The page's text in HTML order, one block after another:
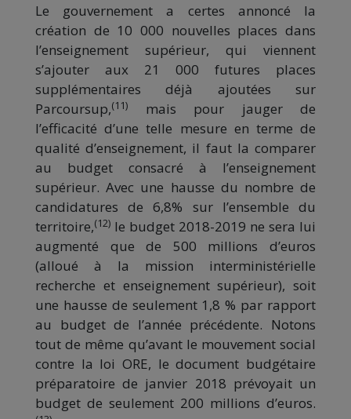
Le gouvernement a certes annoncé la
création de 10 000 nouvelles places dans
l’enseignement supérieur, qui viennent
s’ajouter aux 21 000 futures places
supplémentaires déjà ajoutées sur
Parcoursup,(11)
mais pour jauger de
l’efficacité d’une telle mesure en terme de
qualité d’enseignement, il faut la comparer
au budget consacré à l’enseignement
supérieur. Avec une hausse du nombre de
candidatures de 6,8% sur l’ensemble du
territoire,(12) le budget 2018-2019 ne sera lui
augmenté que de 500 millions d’euros
(alloué à la mission interministérielle
recherche et enseignement supérieur), soit
une hausse de seulement 1,8 % par rapport
au budget de l’année précédente. Notons
tout de même qu’avant le mouvement social
contre la loi ORE, le document budgétaire
préparatoire de janvier 2018 prévoyait un
budget de seulement 200 millions d’euros.